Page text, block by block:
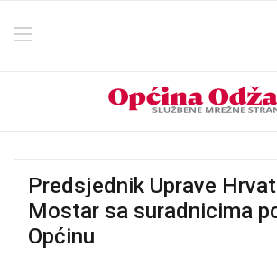
Predsjednik Uprave
Mostar sa suradnicima
Općinu